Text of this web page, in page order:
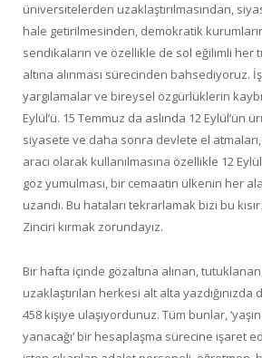
üniversitelerden uzaklaştırılmasından,
hale getirilmesinden, demokratik
sendikaların ve özellikle de sol eğilimli her
altına alınması sürecinden bahsediyoruz.
yargılamalar ve bireysel özgürlüklerin
Eylül’ü. 15 Temmuz da aslında 12 Eylül’ün
siyasete ve daha sonra devlete el
aracı olarak kullanılmasına özellikle 12
göz yumulması, bir cemaatin ülkenin her
uzandı. Bu hataları tekrarlamak bizi bu
Zinciri kırmak zorundayız.
Bir hafta içinde gözaltına alınan,
uzaklaştırılan herkesi alt alta
458 kişiye ulaşıyordunuz. Tüm bunlar,
yanacağı’ bir hesaplaşma sürecine işaret